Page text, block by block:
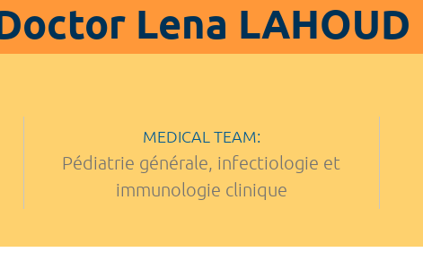
Lena LAHOUD
MEDICAL TEAM:
Pédiatrie générale, infectiologie et
immunologie clinique